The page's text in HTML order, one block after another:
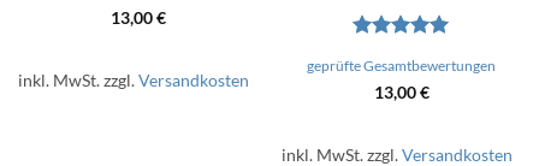
13,00€
inkl. MwSt.zzgl.Versandkosten
mit5von
geprüfte Gesamtbewertungen
13,00€
inkl. MwSt.zzgl.Versandkosten